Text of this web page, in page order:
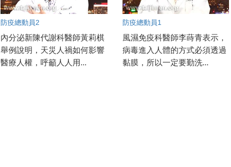
防疫總動員2
內分泌新陳代謝科醫師黃莉棋
舉例說明，天災人禍如何影響
醫療人權，呼籲人人用...
防疫總動員1
風濕免疫科醫師李蒔青表示，
病毒進入人體的方式必須透過
黏膜，所以一定要勤洗...